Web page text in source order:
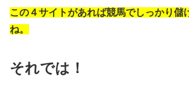
この４サイトがあれば競馬でしっかり儲
ね。
それでは！